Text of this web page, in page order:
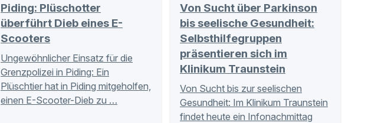
Piding: Plüschotter
überführt Dieb eines E-
Scooters
Ungewöhnlicher Einsatz für die
Grenzpolizei in Piding: Ein
Plüschtier hat in Piding mitgeholfen,
einen E-Scooter-Dieb zu …
Von Sucht über Parkinson
bis seelische Gesundheit:
Selbsthilfegruppen
präsentieren sich im
Klinikum Traunstein
Von Sucht bis zur seelischen
Gesundheit: Im Klinikum Traunstein
findet heute ein Infonachmittag